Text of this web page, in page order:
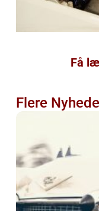
Få
Flere